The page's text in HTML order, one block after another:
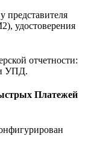
представителя
удостоверения
отчетности:
УПД.
Платежей